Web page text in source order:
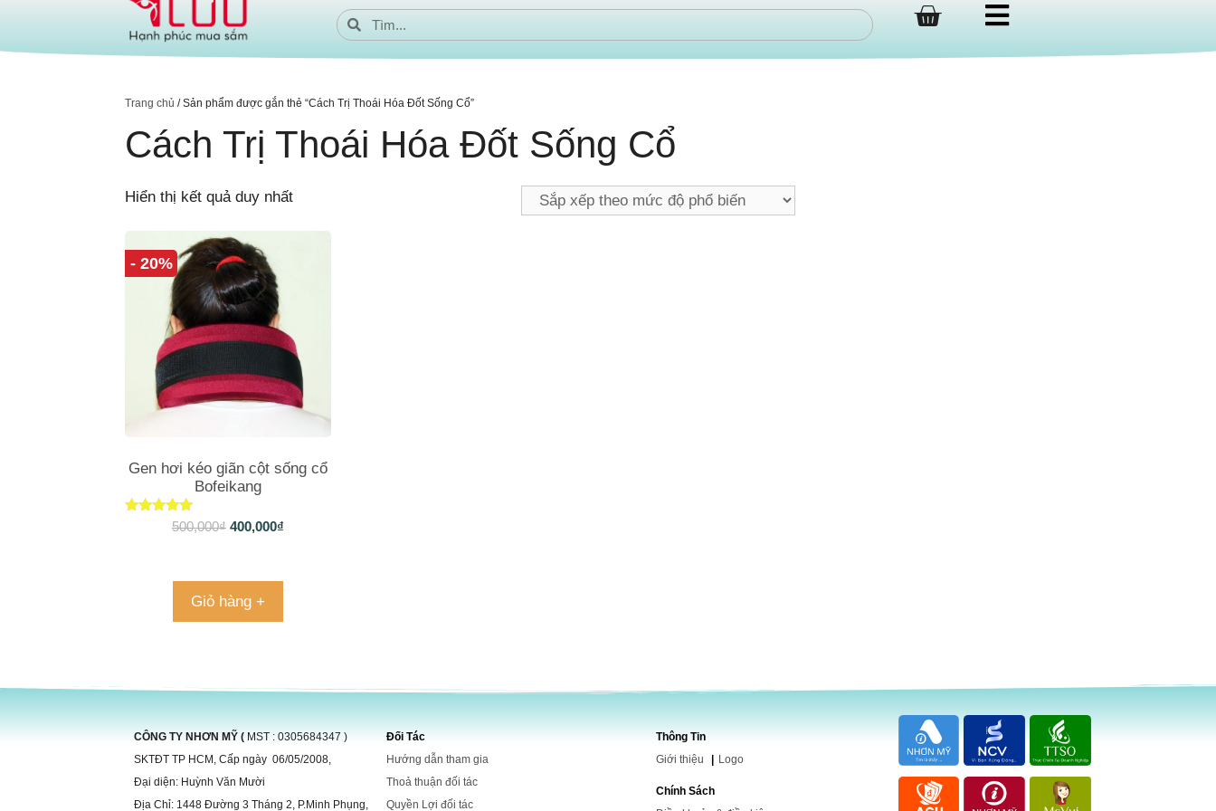
Trang chủ / Sản phẩm được gắn thẻ “Cách Trị Thoái Hóa Đốt Sống Cổ”
Cách Trị Thoái Hóa Đốt Sống Cổ
Hiển thị kết quả duy nhất
- 20%
Gen hơi kéo giãn cột sống cổ
Bofeikang
Được xếp500,000₫ 400,000₫
Giỏ hàng +
CÔNG TY NHƠN MỸ ( MST : 0305684347 )
SKTĐT TP HCM, Cấp ngày 06/05/2008,
Đại diện: Huỳnh Văn Mười
Địa Chỉ: 1448 Đường 3 Tháng 2, P.Minh Phụng,
Đối Tác
Hướng dẫn tham gia
Thoả thuận đối tác
Quyền Lợi đối tác
Thông Tin
Giới thiệu | Logo
Chính Sách